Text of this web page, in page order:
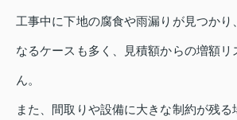
工事中に下地の腐食や雨漏りが見つかり
なるケースも多く、見積額からの増額
ん。
また、間取りや設備に大きな制約が残る